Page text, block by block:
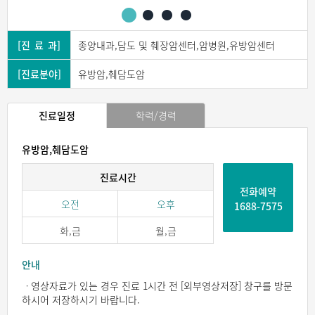
[진 료 과] 종양내과,담도 및 췌장암센터,암병원,유방암센터
[진료분야] 유방암,췌담도암
진료일정 학력/경력
유방암,췌담도암
진료시간
오전
오후
화,금
월,금
전화예약
1688-7575
안내
ㆍ영상자료가 있는 경우 진료 1시간 전 [외부영상저장] 창구를 방문
하시어 저장하시기 바랍니다.